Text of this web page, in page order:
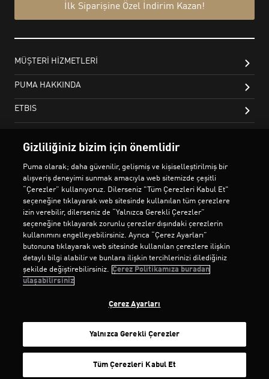
SEPETE EKLE
Gizliliğiniz bizim için önemlidir
Puma olarak; daha güvenilir, gelişmiş ve kişiselleştirilmiş bir
alışveriş deneyimi sunmak amacıyla web sitemizde çeşitli
“Çerezler” kullanıyoruz. Dilerseniz "Tüm Çerezleri Kabul Et"
seçeneğine tıklayarak web sitesinde kullanılan tüm çerezlere
izin verebilir, dilerseniz de “Yalnızca Gerekli Çerezler”
seçeneğine tıklayarak zorunlu çerezler dışındaki çerezlerin
kullanımını engelleyebilirsiniz. Ayrıca “Çerez Ayarları”
butonuna tıklayarak web sitesinde kullanılan çerezlere ilişkin
detaylı bilgi alabilir ve bunlara ilişkin tercihlerinizi dilediğiniz
şekilde değiştirebilirsiniz. Çerez Politikamıza buradan
ulaşabilirsiniz
Çerez Ayarları
Yalnızca Gerekli Çerezler
Tüm Çerezleri Kabul Et